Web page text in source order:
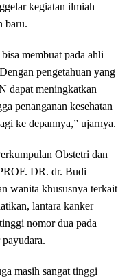
kegiatan ilmiah
baru.
membuat pada ahli
pengetahuan yang
dapat meningkatkan
penanganan kesehatan
ke depannya,” ujarnya.
Obstetri dan
DR. dr. Budi
wanita khususnya terkait
lantara kanker
nomor dua pada
masih sangat tinggi